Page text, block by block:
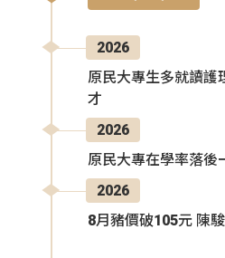
2026
原民大專生多就讀護
才
2026
原民大專在學率落後
2026
8月豬價破105元 陳